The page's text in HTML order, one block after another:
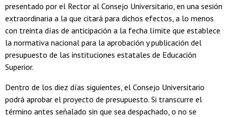
presentado por el Rector al Consejo Universitario, en una sesión
extraordinaria a la que citará para dichos efectos, a lo menos
con treinta días de anticipación a la fecha límite que establece
la normativa nacional para la aprobación y publicación del
presupuesto de las instituciones estatales de Educación
Superior.
Dentro de los diez días siguientes, el Consejo Universitario
podrá aprobar el proyecto de presupuesto. Si transcurre el
término antes señalado sin que sea despachado, o no se